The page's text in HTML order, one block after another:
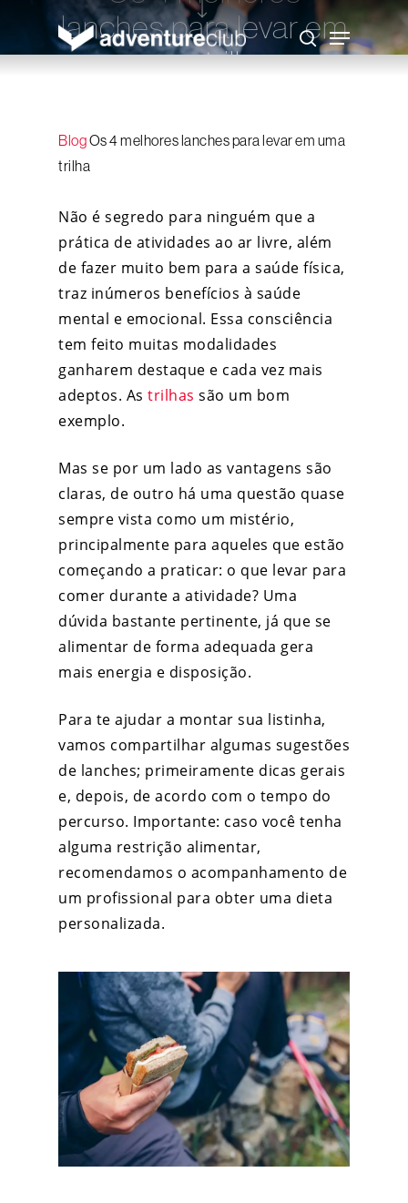
search
Menu
lanches para levar em
uma trilha
BlogOs 4 melhores lanches para levar em uma
trilha
Não é segredo para ninguém que a
prática de atividades ao ar livre, além
de fazer muito bem para a saúde física,
traz inúmeros benefícios à saúde
mental e emocional. Essa consciência
tem feito muitas modalidades
ganharem destaque e cada vez mais
adeptos. As trilhas são um bom
exemplo.
Mas se por um lado as vantagens são
claras, de outro há uma questão quase
sempre vista como um mistério,
principalmente para aqueles que estão
começando a praticar: o que levar para
comer durante a atividade? Uma
dúvida bastante pertinente, já que se
alimentar de forma adequada gera
mais energia e disposição.
Para te ajudar a montar sua listinha,
vamos compartilhar algumas sugestões
de lanches; primeiramente dicas gerais
e, depois, de acordo com o tempo do
percurso. Importante: caso você tenha
alguma restrição alimentar,
recomendamos o acompanhamento de
um profissional para obter uma dieta
personalizada.